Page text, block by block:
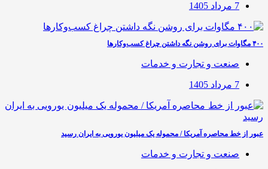
7 مرداد 1405
۴۰۰ مگاوات برای روشن نگه داشتن چراغ کسب‌وکار‌ها
صنعت و تجارت و خدمات
7 مرداد 1405
عبور از خط محاصره آمریکا / محموله یک میلیون یورویی به ایران رسید
صنعت و تجارت و خدمات